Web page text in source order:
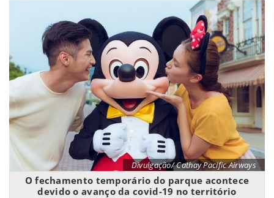
Divulgação/ Cathay Pacific Airways
O fechamento temporário do parque acontece
devido o avanço da covid-19 no território